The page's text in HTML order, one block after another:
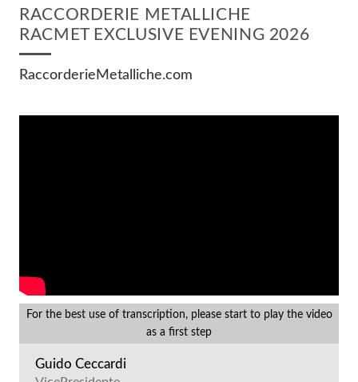
RACCORDERIE METALLICHE
RACMET EXCLUSIVE EVENING 2026
RaccorderieMetalliche.com
For the best use of transcription, please start to play the video
as a first step
Guido Ceccardi